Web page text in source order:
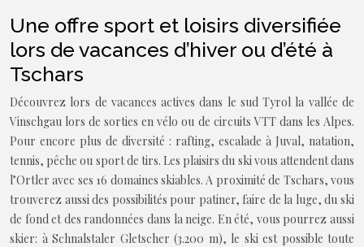
Une offre sport et loisirs diversifiée
lors de vacances d’hiver ou d’été à
Tschars
Découvrez lors de vacances actives dans le sud Tyrol la vallée de
Vinschgau lors de sorties en vélo ou de circuits VTT dans les Alpes.
Pour encore plus de diversité : rafting, escalade à Juval, natation,
tennis, pêche ou sport de tirs. Les plaisirs du ski vous attendent dans
l’Ortler avec ses 16 domaines skiables. A proximité de Tschars, vous
trouverez aussi des possibilités pour patiner, faire de la luge, du ski
de fond et des randonnées dans la neige. En été, vous pourrez aussi
skier: à Schnalstaler Gletscher (3.200 m), le ski est possible toute